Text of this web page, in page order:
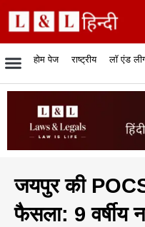
होम पेज राष्ट्रीय
रिपोर्टेबल जजमेंट
लॉ एंड
जयपुर की
फैसला: 9 वर्षीय